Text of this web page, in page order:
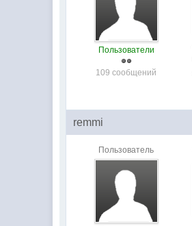
Пользователи
109 сообщений
remmi
Пользователь